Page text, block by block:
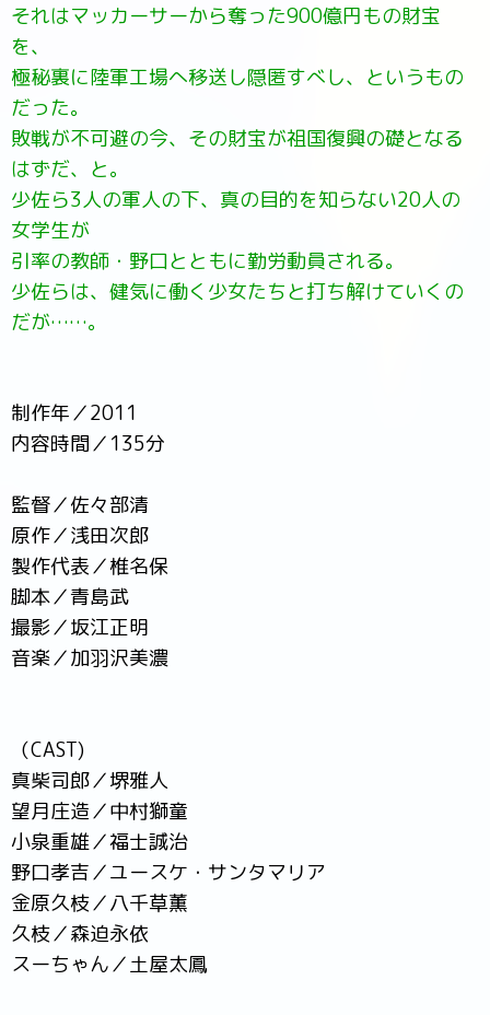
それはマッカーサーから奪った900億円もの財宝
を、
極秘裏に陸軍工場へ移送し隠匿すべし、というもの
だった。
敗戦が不可避の今、その財宝が祖国復興の礎となる
はずだ、と。
少佐ら3人の軍人の下、真の目的を知らない20人の
女学生が
引率の教師・野口とともに勤労動員される。
少佐らは、健気に働く少女たちと打ち解けていくの
だが……。
制作年／2011
内容時間／135分
監督／佐々部清
原作／浅田次郎
製作代表／椎名保
脚本／青島武
撮影／坂江正明
音楽／加羽沢美濃
（CAST)
真柴司郎／堺雅人
望月庄造／中村獅童
小泉重雄／福士誠治
野口孝吉／ユースケ・サンタマリア
金原久枝／八千草薫
久枝／森迫永依
スーちゃん／土屋太鳳